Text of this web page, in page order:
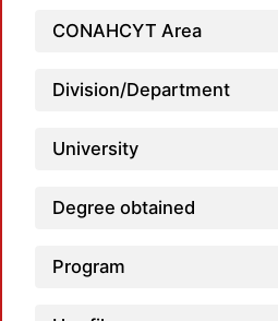
CONAHCYT Area
Division/Department
University
Degree obtained
Program